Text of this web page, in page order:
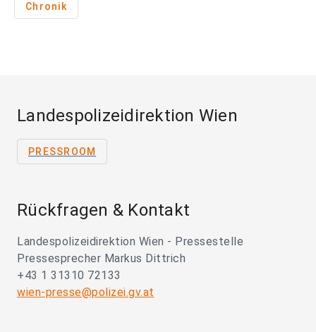
Chronik
Landespolizeidirektion Wien
PRESSROOM
Rückfragen & Kontakt
Landespolizeidirektion Wien - Pressestelle
Pressesprecher Markus Dittrich
+43 1 31310 72133
wien-presse@polizei.gv.at